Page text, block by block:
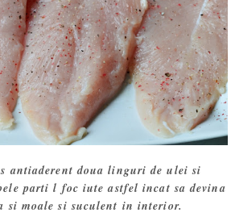
antiaderent doua linguri de ulei si
parti l foc iute astfel incat sa devina
si moale si suculent in interior.